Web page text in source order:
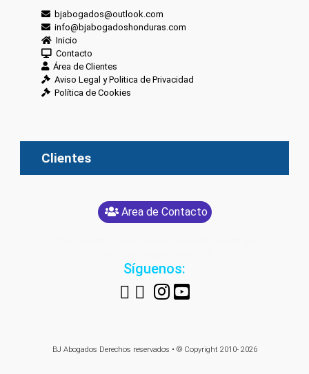
bjabogados@outlook.com
info@bjabogadoshonduras.com
Inicio
Contacto
Área de Clientes
Aviso Legal y Politica de Privacidad
Política de Cookies
Clientes
Area de Contacto
Síguenos:
BJ Abogados Derechos reservados • © Copyright 2010- 2026